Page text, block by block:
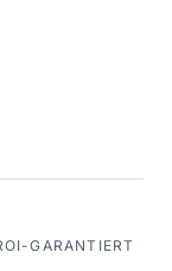
GARANTIERT